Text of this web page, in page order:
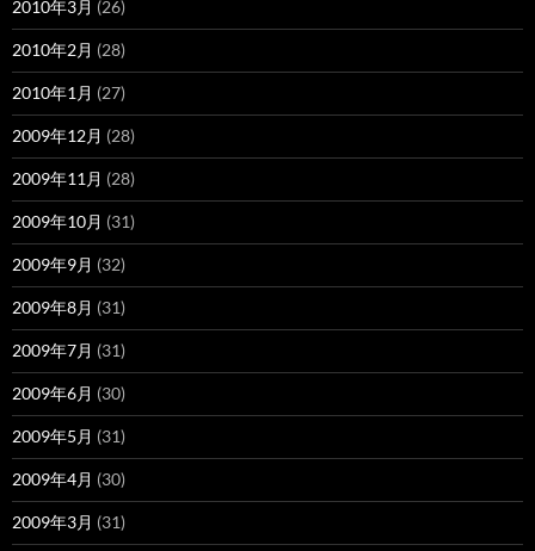
2010年3月 (26)
2010年2月 (28)
2010年1月 (27)
2009年12月 (28)
2009年11月 (28)
2009年10月 (31)
2009年9月 (32)
2009年8月 (31)
2009年7月 (31)
2009年6月 (30)
2009年5月 (31)
2009年4月 (30)
2009年3月 (31)